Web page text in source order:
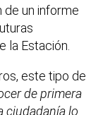
de un informe
la Estación.
este tipo de
de primera
ciudadanía lo